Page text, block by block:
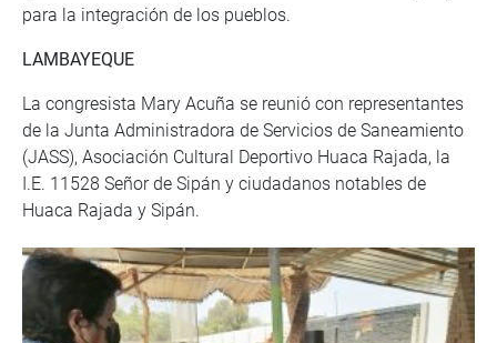
para la integración de los pueblos.
LAMBAYEQUE
La congresista Mary Acuña se reunió con representantes
de la Junta Administradora de Servicios de Saneamiento
(JASS), Asociación Cultural Deportivo Huaca Rajada, la
I.E. 11528 Señor de Sipán y ciudadanos notables de
Huaca Rajada y Sipán.